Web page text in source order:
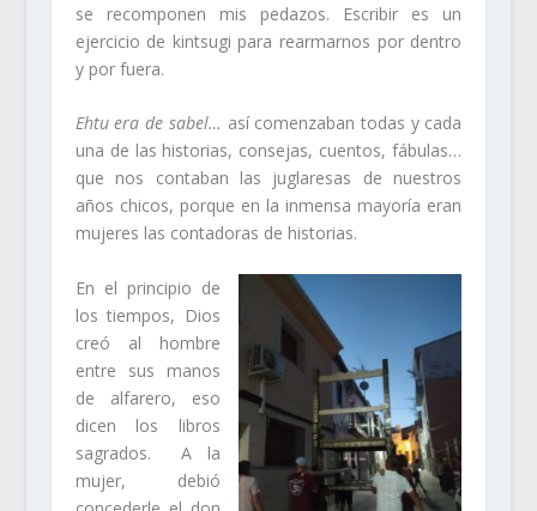
se recomponen mis pedazos. Escribir es un
ejercicio de kintsugi para rearmarnos por dentro
y por fuera.
Ehtu era de sabel… así comenzaban todas y cada
una de las historias, consejas, cuentos, fábulas…
que nos contaban las juglaresas de nuestros
años chicos, porque en la inmensa mayoría eran
mujeres las contadoras de historias.
En el principio de
los tiempos, Dios
creó al hombre
entre sus manos
de alfarero, eso
dicen los libros
sagrados. A la
mujer, debió